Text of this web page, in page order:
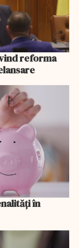
reforma
în